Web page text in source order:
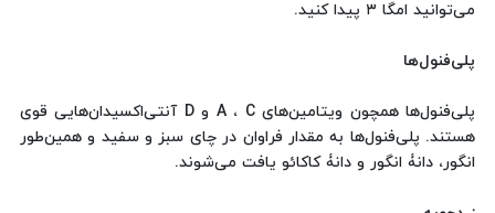
می‌توانید امگا ۳ پیدا کنید.
پلی‌فنول‌ها
پلی‌فنول‌ها همچون ویتامین‌های A ، C و D آنتی‌اکسیدان‌هایی قوی
هستند. پلی‌فنول‌ها به مقدار فراوان در چای سبز و سفید و همین‌طور
انگور، دانۀ انگور و دانۀ کاکائو یافت می‌شوند.